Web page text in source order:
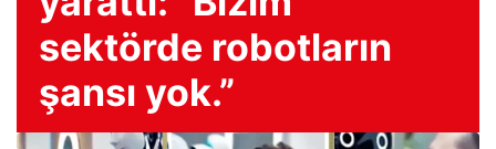
sektörde robotların
şansı yok.”